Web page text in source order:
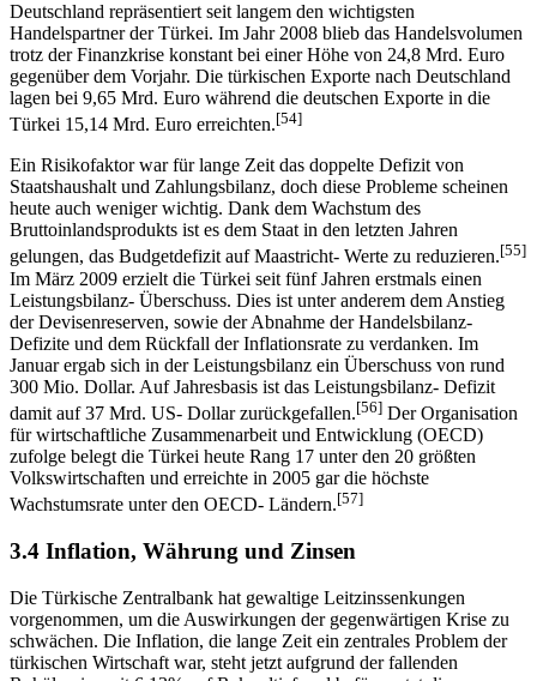
Deutschland repräsentiert seit langem den wichtigsten
Handelspartner der Türkei. Im Jahr 2008 blieb das Handelsvolumen
trotz der Finanzkrise konstant bei einer Höhe von 24,8 Mrd. Euro
gegenüber dem Vorjahr. Die türkischen Exporte nach Deutschland
lagen bei 9,65 Mrd. Euro während die deutschen Exporte in die
Türkei 15,14 Mrd. Euro erreichten.[54]
Ein Risikofaktor war für lange Zeit das doppelte Defizit von
Staatshaushalt und Zahlungsbilanz, doch diese Probleme scheinen
heute auch weniger wichtig. Dank dem Wachstum des
Bruttoinlandsprodukts ist es dem Staat in den letzten Jahren
gelungen, das Budgetdefizit auf Maastricht- Werte zu reduzieren.[55]
Im März 2009 erzielt die Türkei seit fünf Jahren erstmals einen
Leistungsbilanz- Überschuss. Dies ist unter anderem dem Anstieg
der Devisenreserven, sowie der Abnahme der Handelsbilanz-
Defizite und dem Rückfall der Inflationsrate zu verdanken. Im
Januar ergab sich in der Leistungsbilanz ein Überschuss von rund
300 Mio. Dollar. Auf Jahresbasis ist das Leistungsbilanz- Defizit
damit auf 37 Mrd. US- Dollar zurückgefallen.[56] Der Organisation
für wirtschaftliche Zusammenarbeit und Entwicklung (OECD)
zufolge belegt die Türkei heute Rang 17 unter den 20 größten
Volkswirtschaften und erreichte in 2005 gar die höchste
Wachstumsrate unter den OECD- Ländern.[57]
3.4 Inflation, Währung und Zinsen
Die Türkische Zentralbank hat gewaltige Leitzinssenkungen
vorgenommen, um die Auswirkungen der gegenwärtigen Krise zu
schwächen. Die Inflation, die lange Zeit ein zentrales Problem der
türkischen Wirtschaft war, steht jetzt aufgrund der fallenden